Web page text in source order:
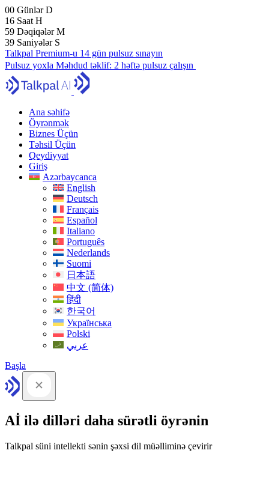
00 GünlərD
16 Saat H
59 DəqiqələrM
38 Saniyələr S
Talkpal Premium-u 14 gün pulsuz sınayın
Pulsuz yoxla Məhdud təklif: 2 həftə pulsuz çalışın
Ana səhifə
Öyrənmək
Biznes Üçün
Təhsil Üçün
Qeydiyyat
Giriş
Azərbaycanca
English
Deutsch
Français
Español
Italiano
Português
Nederlands
Suomi
日本語
中文 (简体)
हिंदी
한국어
Українська
Polski
عربي
Başla
Aİ ilə dilləri daha sürətli öyrənin
Talkpal süni intellekti sənin şəxsi dil müəlliminə çevirir